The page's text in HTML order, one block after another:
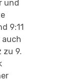
und
9:11
auch
zu 9.